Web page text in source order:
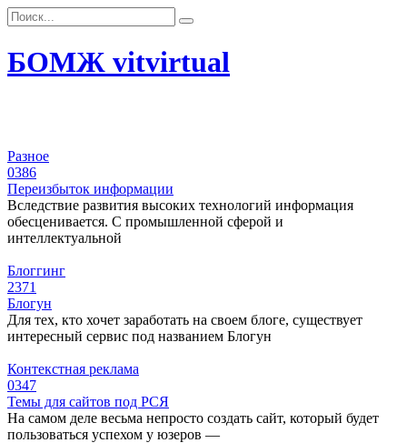
Перейти
к
Search
for:
БОМЖ vitvirtual
Разное
0386
Переизбыток информации
Вследствие развития высоких технологий информация
обесценивается. С промышленной сферой и
интеллектуальной
Блоггинг
2371
Блогун
Для тех, кто хочет заработать на своем блоге, существует
интересный сервис под названием Блогун
Контекстная реклама
0347
Темы для сайтов под РСЯ
На самом деле весьма непросто создать сайт, который будет
пользоваться успехом у юзеров —